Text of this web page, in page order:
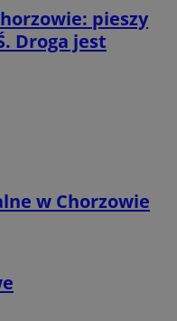
pieszy
Droga jest
w Chorzowie